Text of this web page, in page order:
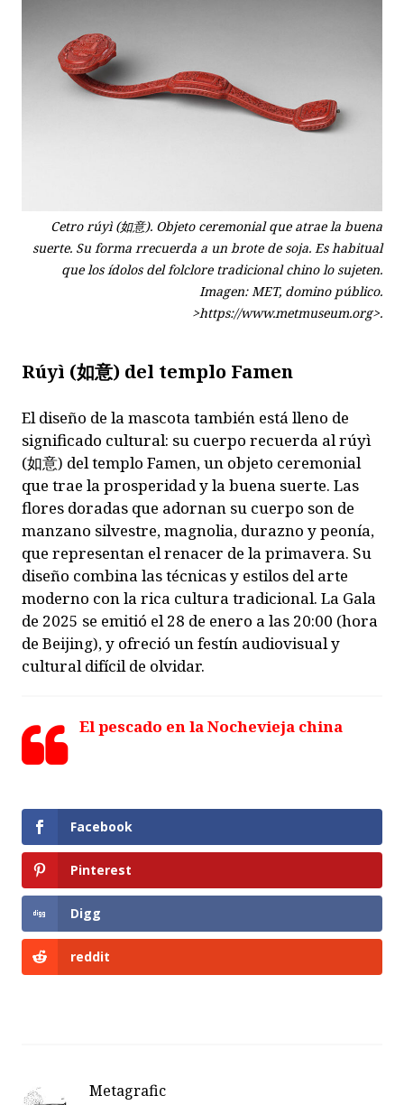
Cetro rúyì (如意). Objeto ceremonial que atrae la buena
suerte. Su forma rrecuerda a un brote de soja. Es habitual
que los ídolos del folclore tradicional chino lo sujeten.
Imagen: MET, domino público.
>https://www.metmuseum.org>.
Rúyì (如意) del templo Famen
El diseño de la mascota también está lleno de
significado cultural: su cuerpo recuerda al rúyì
(如意) del templo Famen, un objeto ceremonial
que trae la prosperidad y la buena suerte. Las
flores doradas que adornan su cuerpo son de
manzano silvestre, magnolia, durazno y peonía,
que representan el renacer de la primavera. Su
diseño combina las técnicas y estilos del arte
moderno con la rica cultura tradicional. La Gala
de 2025 se emitió el 28 de enero a las 20:00 (hora
de Beijing), y ofreció un festín audiovisual y
cultural difícil de olvidar.
El pescado en la Nochevieja china
Facebook
Pinterest
Digg
reddit
Metagrafic